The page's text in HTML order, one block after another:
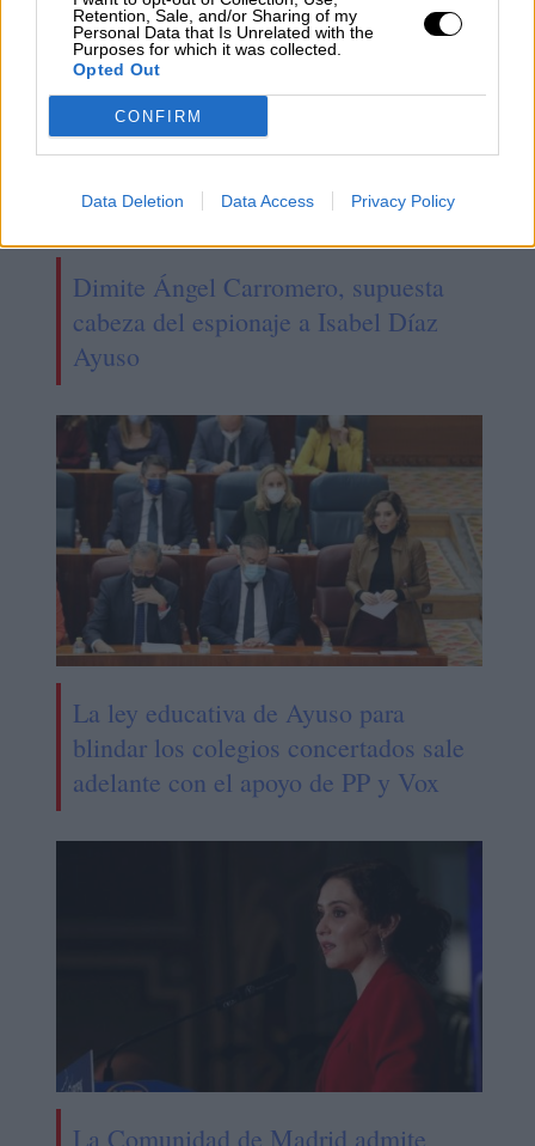
Retention, Sale, and/or Sharing of my
Personal Data that Is Unrelated with the
Purposes for which it was collected.
Opted Out
CONFIRM
Data Deletion Data Access Privacy Policy
Dimite Ángel Carromero, supuesta
cabeza del espionaje a Isabel Díaz
Ayuso
La ley educativa de Ayuso para
blindar los colegios concertados sale
adelante con el apoyo de PP y Vox
La Comunidad de Madrid admite